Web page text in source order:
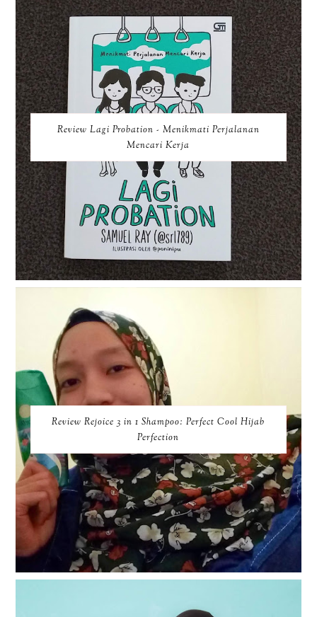
Review Lagi Probation - Menikmati Perjalanan
Mencari Kerja
Review Rejoice 3 in 1 Shampoo: Perfect Cool Hijab
Perfection